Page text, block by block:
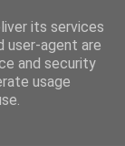
its services
user-agent are
and security
usage